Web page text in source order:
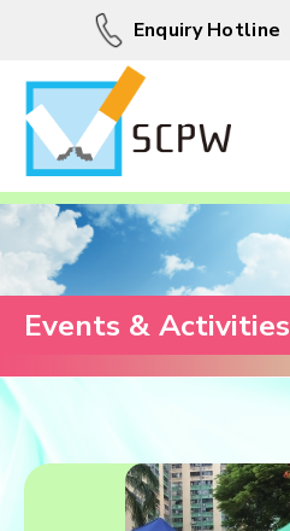
Enquiry Hotline
Events & Activities